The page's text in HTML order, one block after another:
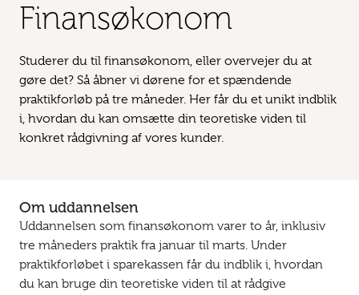
Finansøkonom
Studerer du til finansøkonom, eller overvejer du at
gøre det? Så åbner vi dørene for et spændende
praktikforløb på tre måneder. Her får du et unikt indblik
i, hvordan du kan omsætte din teoretiske viden til
konkret rådgivning af vores kunder.
Om uddannelsen
Uddannelsen som finansøkonom varer to år, inklusiv
tre måneders praktik fra januar til marts. Under
praktikforløbet i sparekassen får du indblik i, hvordan
du kan bruge din teoretiske viden til at rådgive